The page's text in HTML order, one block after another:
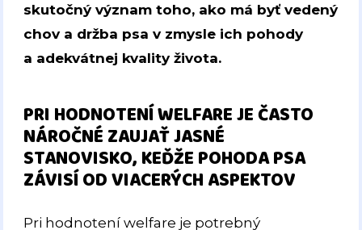
skutočný význam toho, ako má byť vedený
chov a držba psa v zmysle ich pohody
a adekvátnej kvality života.
PRI HODNOTENÍ WELFARE JE ČASTO
NÁROČNÉ ZAUJAŤ JASNÉ
STANOVISKO, KEĎŽE POHODA PSA
ZÁVISÍ OD VIACERÝCH ASPEKTOV
Pri hodnotení welfare je potrebný